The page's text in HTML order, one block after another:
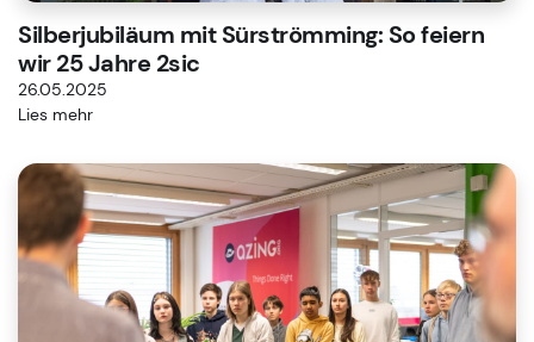
Silberjubiläum mit Sürströmming: So feiern
wir 25 Jahre 2sic
26.05.2025
Lies mehr